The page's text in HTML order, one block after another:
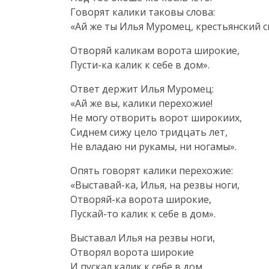
Говорят калики таковы слова:
«Ай же ты Илья Муромец, крестьянский
Отворяй каликам ворота широкие,
Пусти-ка калик к себе в дом».
Ответ держит Илья Муромец:
«Ай же вы, калики перехожие!
Не могу отворить ворот широкиих,
Сиднем сижу цело тридцать лет,
Не владаю ни рукамы, ни ногамы».
Опять говорят калики перехожие:
«Выставай-ка, Илья, на резвы ноги,
Отворяй-ка ворота широкие,
Пускай-то калик к себе в дом».
Выставал Илья на резвы ноги,
Отворял ворота широкие